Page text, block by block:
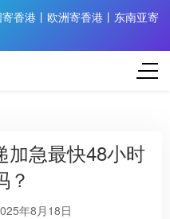
香港丨欧洲寄香港丨东南亚寄
加急最快48小时
？
年8月18日